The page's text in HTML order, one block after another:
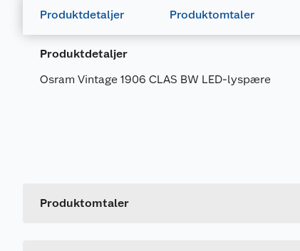
Produktdetaljer Produktomtaler
Produktdetaljer
Osram Vintage 1906 CLAS BW LED-lyspære
Produktomtaler